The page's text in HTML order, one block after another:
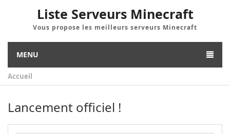
Liste Serveurs Minecraft
Vous propose les meilleurs serveurs Minecraft
MENU
Accueil
Lancement officiel !